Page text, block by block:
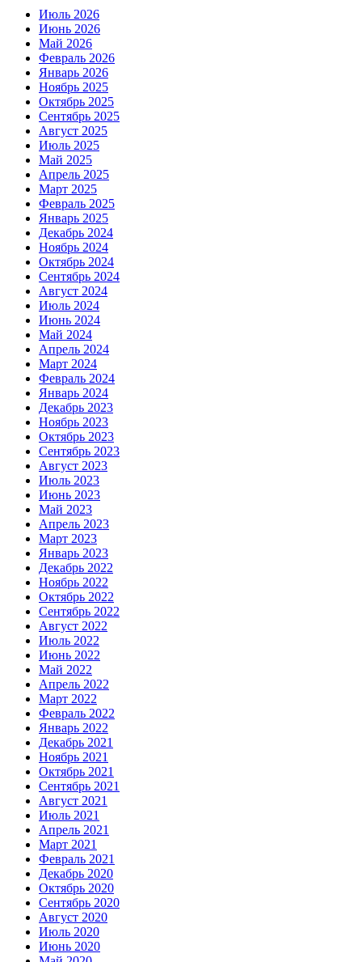
Июль 2026
Июнь 2026
Май 2026
Февраль 2026
Январь 2026
Ноябрь 2025
Октябрь 2025
Сентябрь 2025
Август 2025
Июль 2025
Май 2025
Апрель 2025
Март 2025
Февраль 2025
Январь 2025
Декабрь 2024
Ноябрь 2024
Октябрь 2024
Сентябрь 2024
Август 2024
Июль 2024
Июнь 2024
Май 2024
Апрель 2024
Март 2024
Февраль 2024
Январь 2024
Декабрь 2023
Ноябрь 2023
Октябрь 2023
Сентябрь 2023
Август 2023
Июль 2023
Июнь 2023
Май 2023
Апрель 2023
Март 2023
Январь 2023
Декабрь 2022
Ноябрь 2022
Октябрь 2022
Сентябрь 2022
Август 2022
Июль 2022
Июнь 2022
Май 2022
Апрель 2022
Март 2022
Февраль 2022
Январь 2022
Декабрь 2021
Ноябрь 2021
Октябрь 2021
Сентябрь 2021
Август 2021
Июль 2021
Апрель 2021
Март 2021
Февраль 2021
Декабрь 2020
Октябрь 2020
Сентябрь 2020
Август 2020
Июль 2020
Июнь 2020